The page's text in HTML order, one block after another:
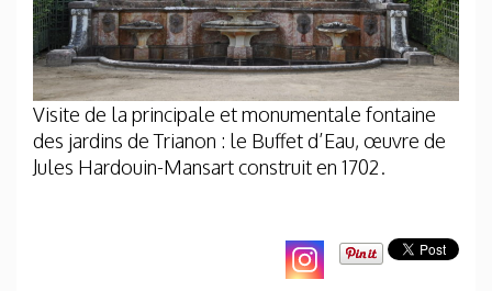
Visite de la principale et monumentale fontaine
des jardins de Trianon : le Buffet d’Eau, œuvre de
Jules Hardouin-Mansart construit en 1702.